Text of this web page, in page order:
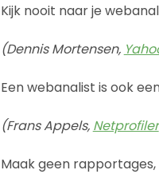
Kijk nooit naar je
(Dennis Mortensen,
Een webanalist is ook
(Frans Appels, Netprofiler
Maak geen